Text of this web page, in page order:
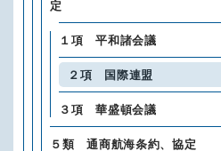
定
１項 平和諸会議
２項 国際連盟
３項 華盛頓会議
５類 通商航海条約、協定